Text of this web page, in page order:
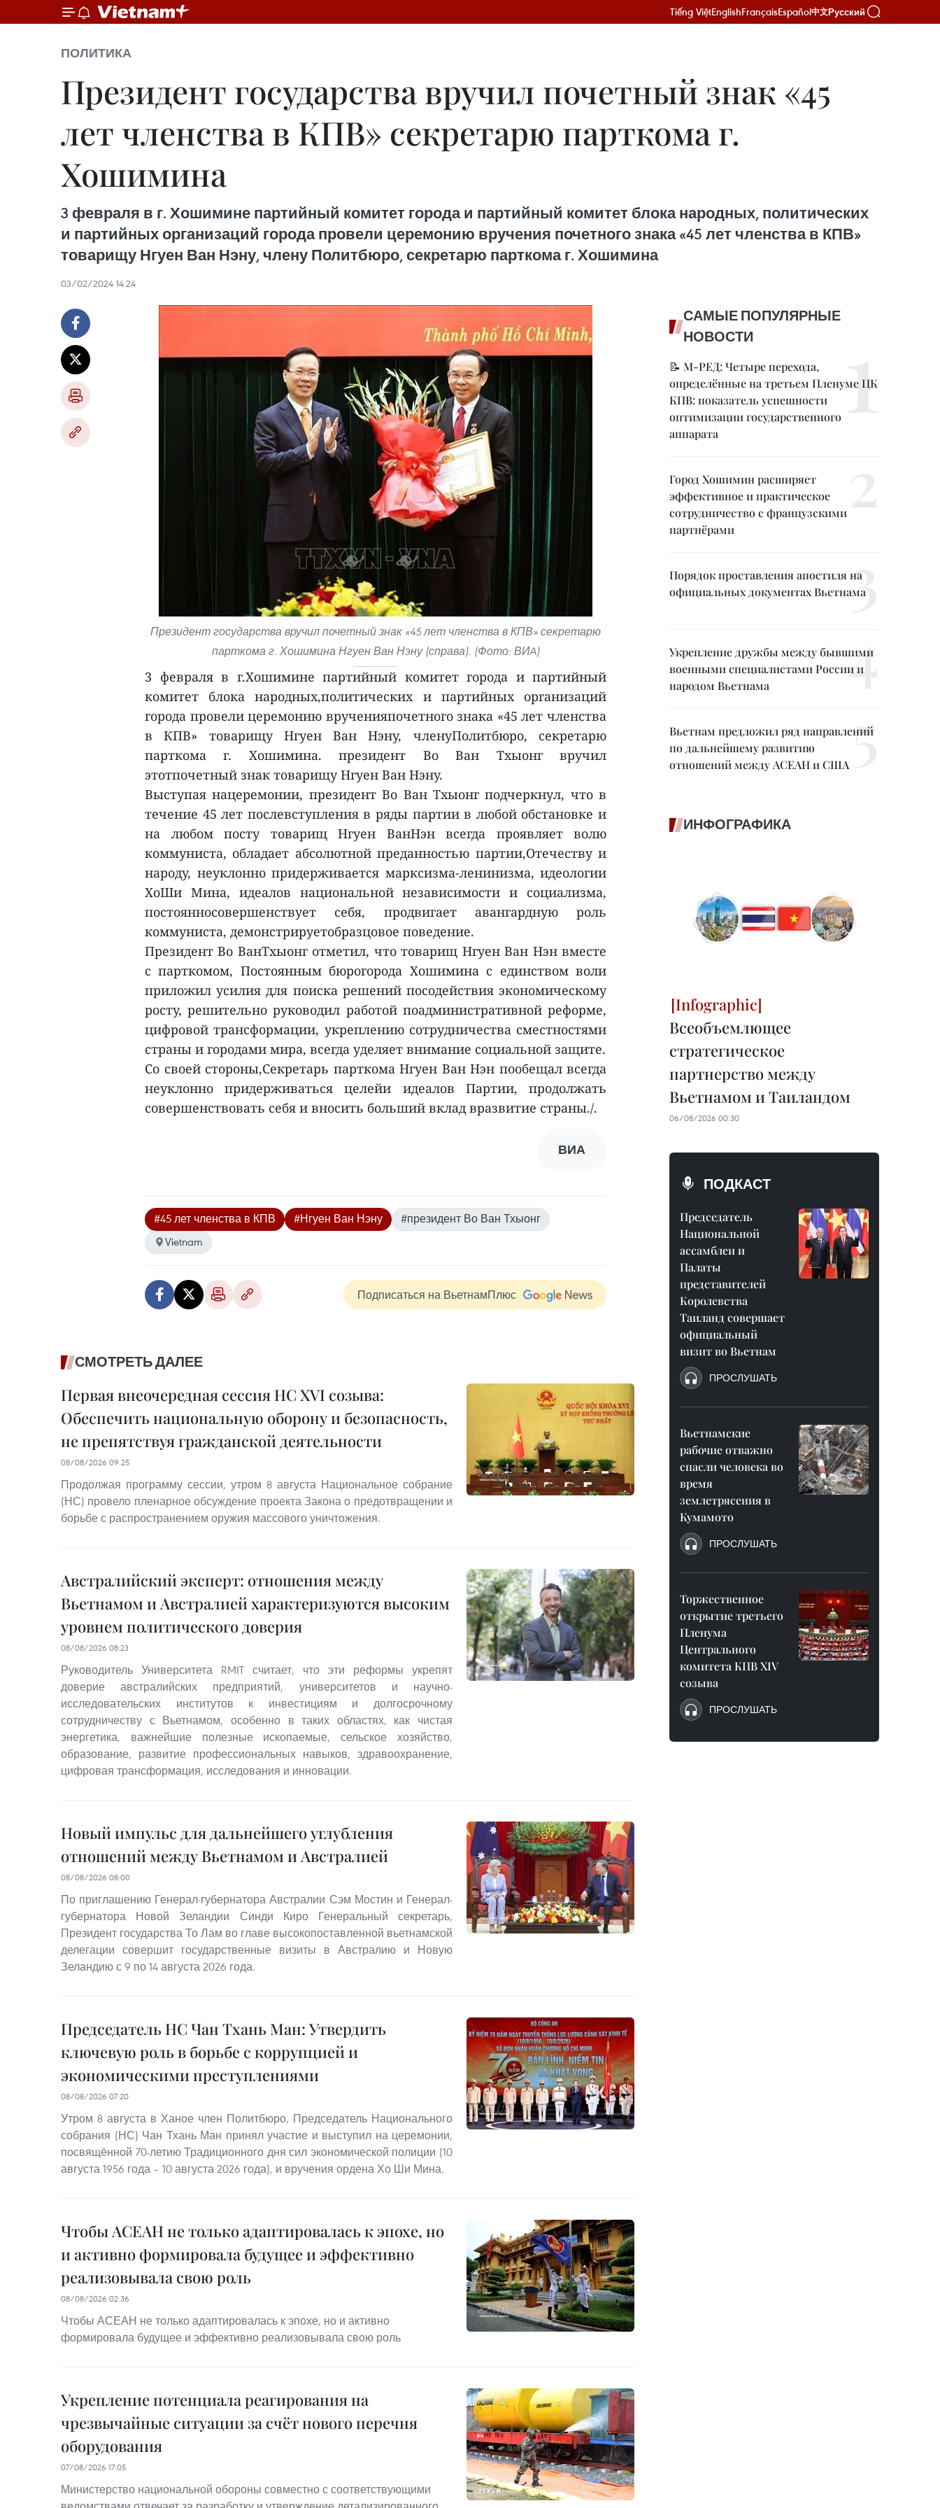
Tiếng ViệtEnglishFrançaisEspañol中文Русский
ПОЛИТИКА
Президент государства вручил почетный знак «45
лет членства в КПВ» секретарю парткома г.
Хошимина
3 февраля в г. Хошимине партийный комитет города и партийный комитет блока народных, политических
и партийных организаций города провели церемонию вручения почетного знака «45 лет членства в КПВ»
товарищу Нгуен Ван Нэну, члену Политбюро, секретарю парткома г. Хошимина
03/02/2024 14:24
Президент государства вручил почетный знак «45 лет членства в КПВ» секретарю
парткома г. Хошимина Нгуен Ван Нэну (справа). (Фото: ВИA)
3 февраля в г.Хошимине партийный комитет города и партийный
комитет блока народных,политических и партийных организаций
города провели церемонию врученияпочетного знака «45 лет членства
в КПВ» товарищу Нгуен Ван Нэну, членуПолитбюро, секретарю
парткома г. Хошимина. президент Во Ван Тхыонг вручил
этотпочетный знак товарищу Нгуен Ван Нэну.
Выступая нацеремонии, президент Во Ван Тхыонг подчеркнул, что в
течение 45 лет послевступления в ряды партии в любой обстановке и
на любом посту товарищ Нгуен ВанНэн всегда проявляет волю
коммуниста, обладает абсолютной преданностью партии,Отечеству и
народу, неуклонно придерживается марксизма-ленинизма, идеологии
ХоШи Мина, идеалов национальной независимости и социализма,
постоянносовершенствует себя, продвигает авангардную роль
коммуниста, демонстрируетобразцовое поведение.
Президент Во ВанТхыонг отметил, что товарищ Нгуен Ван Нэн вместе
с парткомом, Постоянным бюрогорода Хошимина с единством воли
приложил усилия для поиска решений посодействия экономическому
росту, решительно руководил работой поадминистративной реформе,
цифровой трансформации, укреплению сотрудничества сместностями
страны и городами мира, всегда уделяет внимание социальной защите.
Со своей стороны,Секретарь парткома Нгуен Ван Нэн пообещал всегда
неуклонно придерживаться целейи идеалов Партии, продолжать
совершенствовать себя и вносить больший вклад вразвитие страны./.
ВИА
#45 лет членства в КПВ #Нгуен Ван Нэну
#президент Во Ван Тхыонг
Vietnam
Подписаться на ВьетнамПлюс
СМОТРЕТЬ ДАЛЕЕ
Первая внеочередная сессия НС XVI созыва:
Обеспечить национальную оборону и безопасность,
не препятствуя гражданской деятельности
08/08/2026 09:25
Продолжая программу сессии, утром 8 августа Национальное собрание
(НС) провело пленарное обсуждение проекта Закона о предотвращении и
борьбе с распространением оружия массового уничтожения.
Австралийский эксперт: отношения между
Вьетнамом и Австралией характеризуются высоким
уровнем политического доверия
08/08/2026 08:23
Руководитель Университета RMIT считает, что эти реформы укрепят
доверие австралийских предприятий, университетов и научно-
исследовательских институтов к инвестициям и долгосрочному
сотрудничеству с Вьетнамом, особенно в таких областях, как чистая
энергетика, важнейшие полезные ископаемые, сельское хозяйство,
образование, развитие профессиональных навыков, здравоохранение,
цифровая трансформация, исследования и инновации.
Новый импульс для дальнейшего углубления
отношений между Вьетнамом и Австралией
08/08/2026 08:00
По приглашению Генерал-губернатора Австралии Сэм Мостин и Генерал-
губернатора Новой Зеландии Синди Киро Генеральный секретарь,
Президент государства То Лам во главе высокопоставленной вьетнамской
делегации совершит государственные визиты в Австралию и Новую
Зеландию с 9 по 14 августа 2026 года.
Председатель НС Чан Тхань Ман: Утвердить
ключевую роль в борьбе с коррупцией и
экономическими преступлениями
08/08/2026 07:20
Утром 8 августа в Ханое член Политбюро, Председатель Национального
собрания (НС) Чан Тхань Ман принял участие и выступил на церемонии,
посвящённой 70-летию Традиционного дня сил экономической полиции (10
августа 1956 года – 10 августа 2026 года), и вручения ордена Хо Ши Мина.
Чтобы АСЕАН не только адаптировалась к эпохе, но
и активно формировала будущее и эффективно
реализовывала свою роль
08/08/2026 02:36
Чтобы АСЕАН не только адаптировалась к эпохе, но и активно
формировала будущее и эффективно реализовывала свою роль
Укрепление потенциала реагирования на
чрезвычайные ситуации за счёт нового перечня
оборудования
07/08/2026 17:05
Министерство национальной обороны совместно с соответствующими
САМЫЕ ПОПУЛЯРНЫЕ
НОВОСТИ
📝 М-РЕД: Четыре перехода,
определённые на третьем Пленуме ЦК
КПВ: показатель успешности
оптимизации государственного
аппарата
Город Хошимин расширяет
эффективное и практическое
сотрудничество с французскими
партнёрами
Порядок проставления апостиля на
официальных документах Вьетнама
Укрепление дружбы между бывшими
военными специалистами России и
народом Вьетнама
Вьетнам предложил ряд направлений
по дальнейшему развитию
отношений между АСЕАН и США
ИНФОГРАФИКА
Всеобъемлющее
стратегическое
партнерство между
Вьетнамом и Таиландом
06/08/2026 00:30
ПОДКАСТ
Председатель
Национальной
ассамблеи и
Палаты
представителей
Королевства
Таиланд совершает
официальный
визит во Вьетнам
ПРОСЛУШАТЬ
Вьетнамские
рабочие отважно
спасли человека во
время
землетрясения в
Кумамото
ПРОСЛУШАТЬ
Торжественное
открытие третьего
Пленума
Центрального
комитета КПВ XIV
созыва
ПРОСЛУШАТЬ